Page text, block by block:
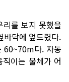
리를 보지 못했을
바닥에 엎드렸다.
60~70m다. 자동
이는 물체가 어